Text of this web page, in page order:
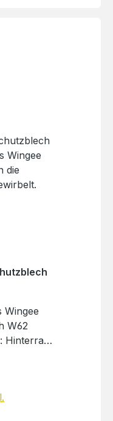
Wingee
W62
Hinterrad-
Preis: